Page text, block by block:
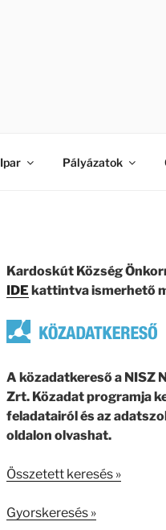
Ipar Pályázatok
Kardoskút Község
IDE kattintva ismerhető
A közadatkereső a NISZ
Zrt. Közadat programja
feladatairól és az
oldalon olvashat.
Összetett keresés »
Gyorskeresés »